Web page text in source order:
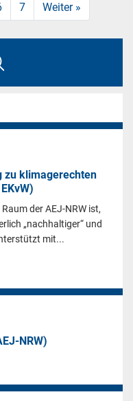
7 Weiter »
zu klimagerechten
der AEJ-NRW ist,
„nachhaltiger“ und
mit...
NRW)